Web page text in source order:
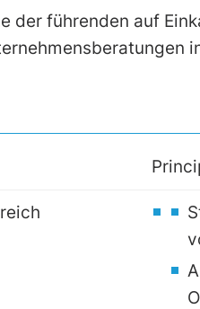
der führenden auf